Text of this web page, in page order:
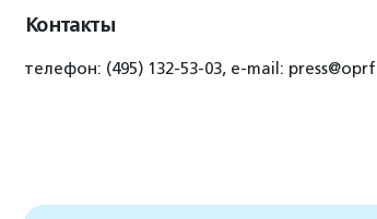
Контакты
телефон: (495) 132-53-03, e-mail: